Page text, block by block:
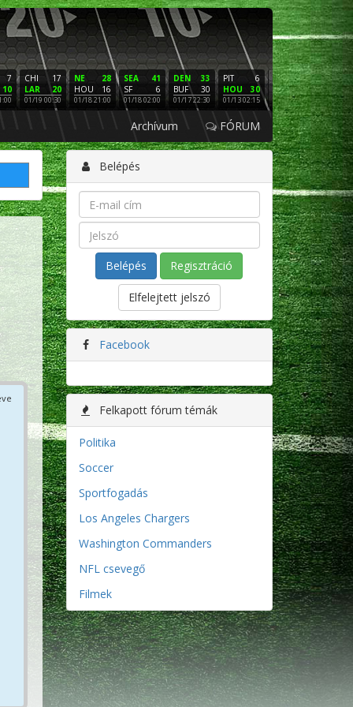
7
10
17
CHI
20
LAR
01/19 00:30
28
NE
16
HOU
01/18 21:00
41
SEA
6
SF
01/18 02:00
33
DEN
30
BUF
01/17 22:30
6
PIT
30
HOU
01/13 02:15
16
NE
3
LAC
01/12 02:00
PHI
SF
01/11
Archívum FÓRUM
Belépés
Regisztráció
Elfelejtett jelszó
Facebook
Felkapott fórum témák
Politika
Soccer
Sportfogadás
Los Angeles Chargers
Washington Commanders
NFL csevegő
Filmek